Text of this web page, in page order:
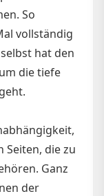
So
vollständig
hat den
die tiefe
Seiten, die zu
Ganz
der